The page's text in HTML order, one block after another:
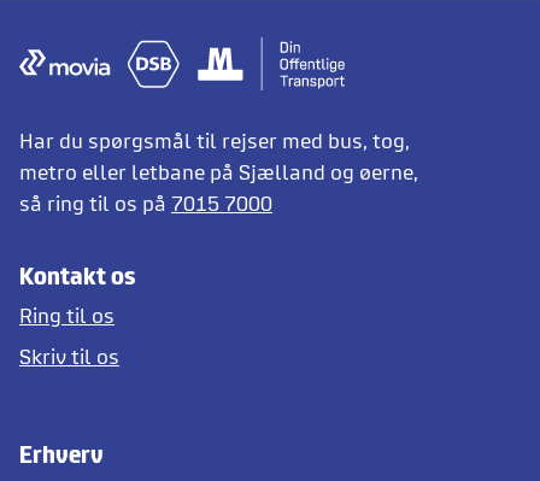
Har du spørgsmål til rejser med bus, tog,
metro eller letbane på Sjælland og øerne,
så ring til os på 7015 7000
Kontakt os
Ring til os
Skriv til os
Erhverv